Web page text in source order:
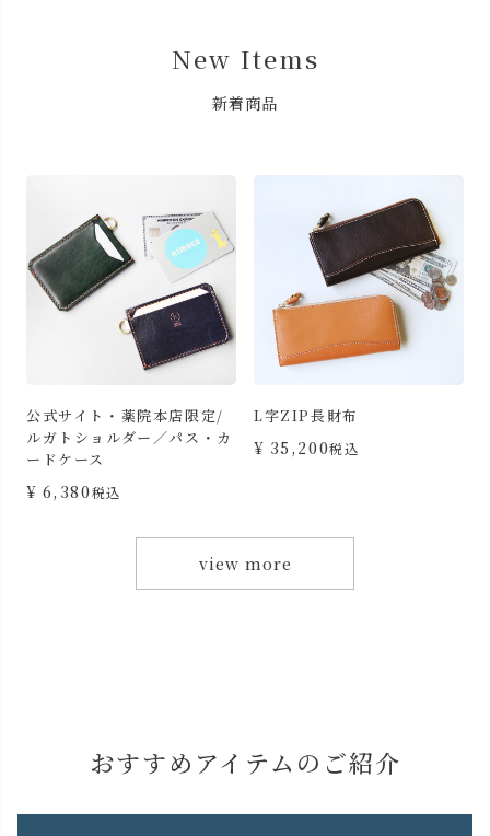
New Items
新着商品
L字ZIP長財布
¥ 35,200 税込
三つ折りミニ財布
¥ 19,800税込
view more
おすすめアイテムのご紹介